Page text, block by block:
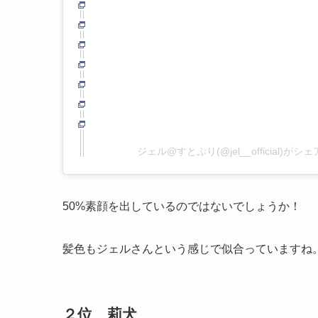
ジェル@すとぷり(@jel__official)がシェ
50%素顔を出しているのではないでしょうか！
髪色もジェルさんという感じで似合っていますね。
２位 莉犬